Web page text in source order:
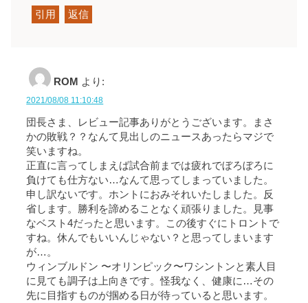
引用 返信
ROM より:
2021/08/08 11:10:48
団長さま、レビュー記事ありがとうございます。まさ
かの敗戦？？なんて見出しのニュースあったらマジで
笑いますね。
正直に言ってしまえば試合前までは疲れでぼろぼろに
負けても仕方ない…なんて思ってしまっていました。
申し訳ないです。ホントにおみそれいたしました。反
省します。勝利を諦めることなく頑張りました。見事
なベスト4だったと思います。この後すぐにトロントで
すね。休んでもいいんじゃない？と思ってしまいます
が…。
ウィンブルドン 〜オリンピック〜ワシントンと素人目
に見ても調子は上向きです。怪我なく、健康に…その
先に目指すものが掴める日が待っていると思います。